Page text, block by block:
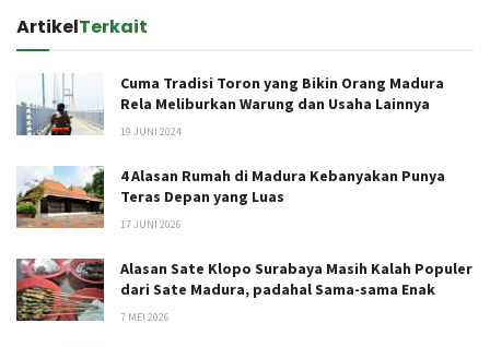
ArtikelTerkait
Cuma Tradisi Toron yang Bikin Orang Madura
Rela Meliburkan Warung dan Usaha Lainnya
19 JUNI 2024
4 Alasan Rumah di Madura Kebanyakan Punya
Teras Depan yang Luas
17 JUNI 2026
Alasan Sate Klopo Surabaya Masih Kalah Populer
dari Sate Madura, padahal Sama-sama Enak
7 MEI 2026